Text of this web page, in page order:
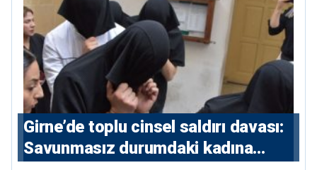
Girne’de toplu cinsel saldırı davası:
Savunmasız durumdaki kadına